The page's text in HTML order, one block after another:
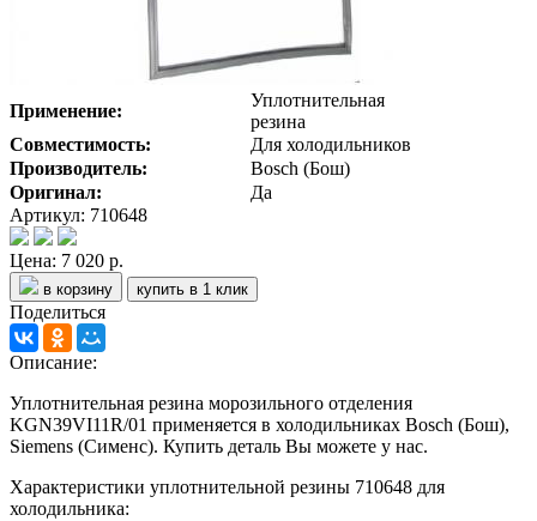
Применение:
Уплотнительная
резина
Совместимость:
Для холодильников
Производитель:
Bosch (Бош)
Оригинал:
Да
Артикул: 710648
Цена: 7 020 р.
в корзину купить в 1 клик
Поделиться
Описание:
Уплотнительная резина морозильного отделения
KGN39VI11R/01 применяется в холодильниках Bosch (Бош),
Siemens (Сименс). Купить деталь Вы можете у нас.
Характеристики уплотнительной резины 710648 для
холодильника: